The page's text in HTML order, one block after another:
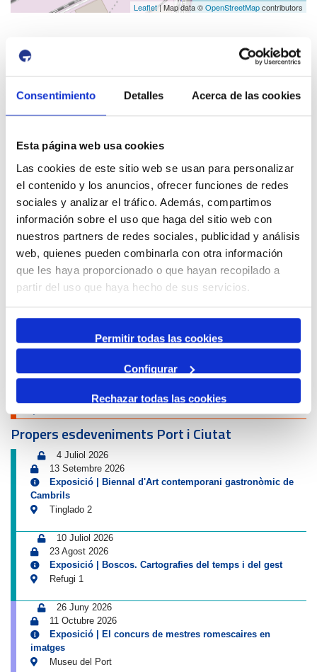
Consentimiento Detalles Acerca de las cookies
Esta página web usa cookies
Las cookies de este sitio web se usan para personalizar
el contenido y los anuncios, ofrecer funciones de redes
sociales y analizar el tráfico. Además, compartimos
información sobre el uso que haga del sitio web con
nuestros partners de redes sociales, publicidad y análisis
web, quienes pueden combinarla con otra información
que les haya proporcionado o que hayan recopilado a
partir del uso que haya hecho de sus servicios.
Permitir todas las cookies
Configurar
Rechazar todas las cookies
Leaflet| Map data ©OpenStreetMapcontributors
id:3853
Previous Event
Next Event
Port i Ciutat
CIUTAT DE CREUERS
Avís de circulació
Tancament accés Km 0| Eclipsi solar
Propers esdeveniments Port i Ciutat
4 Juliol 2026
13 Setembre 2026
Exposició | Biennal d'Art contemporani gastronòmic de
Cambrils
Tinglado 2
10 Juliol 2026
23 Agost 2026
Exposició | Boscos. Cartografies del temps i del gest
Refugi 1
26 Juny 2026
11 Octubre 2026
Exposició | El concurs de mestres romescaires en
imatges
Museu del Port